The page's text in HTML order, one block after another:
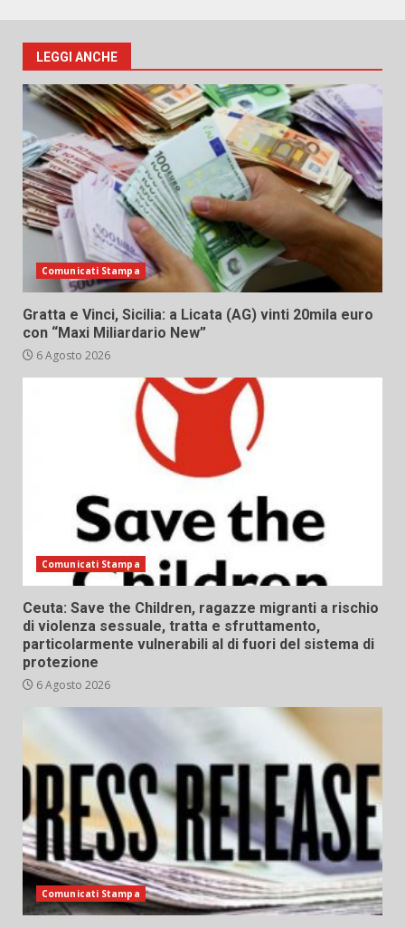
LEGGI ANCHE
Comunicati Stampa
Gratta e Vinci, Sicilia: a Licata (AG) vinti 20mila euro
con “Maxi Miliardario New”
6 Agosto 2026
Comunicati Stampa
Ceuta: Save the Children, ragazze migranti a rischio
di violenza sessuale, tratta e sfruttamento,
particolarmente vulnerabili al di fuori del sistema di
protezione
6 Agosto 2026
Comunicati Stampa